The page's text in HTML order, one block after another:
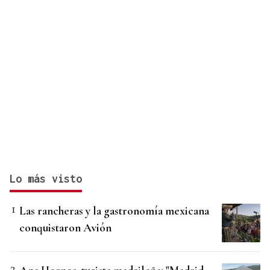
Lo más visto
Las rancheras y la gastronomía mexicana
conquistaron Avión